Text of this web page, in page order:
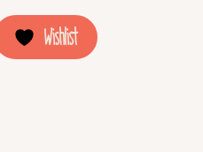
Wishlist